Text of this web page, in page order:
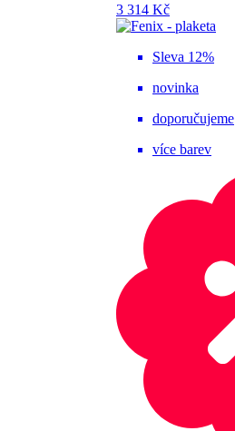
3 314 Kč
Sleva 12%
novinka
doporučujeme
více barev